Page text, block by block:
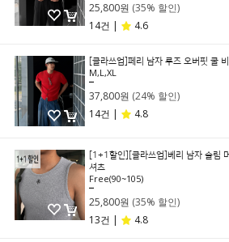
25,800원 (35% 할인)
14건 |
4.6
[클라쓰업]페리 남자 루즈 오버핏 쿨
M,L,XL
37,800원 (24% 할인)
14건 |
4.8
[1+1할인][클라쓰업]베리 남자 슬림
셔츠
Free(90~105)
25,800원 (35% 할인)
13건 |
4.8